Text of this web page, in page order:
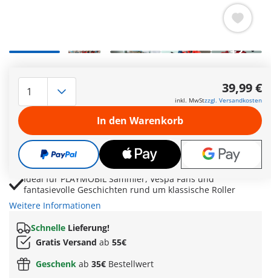
+2
Bewegliche Hebebühne bietet Platz für die Vespa und
ermöglicht authentische Werkstattarbeiten
Umfangreiches Werkzeug, Ölflaschen und Ersatzteile
sorgen für vielseitige kreative Spielideen
Demontierbare Räder und verschiedene Sattelvarianten
ermöglichen Umbau, Pflege und individuelles Styling
Ideal für PLAYMOBIL Sammler, Vespa Fans und
fantasievolle Geschichten rund um klassische Roller
Weitere Informationen
Schnelle Lieferung!
Gratis Versand ab 55€
Geschenk ab 35€ Bestellwert
39,99 €
inkl. MwStzzgl. Versandkosten
In den Warenkorb